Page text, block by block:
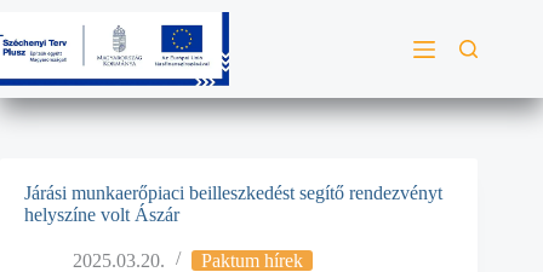
Járási munkaerőpiaci beilleszkedést segítő rendezvényt
helyszíne volt Ászár
2025.03.20. Paktum hírek